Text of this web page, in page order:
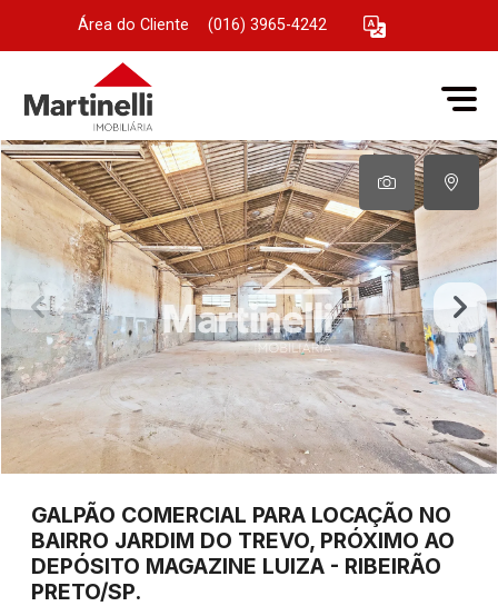
Área do Cliente (016) 3965-4242
GALPÃO COMERCIAL PARA LOCAÇÃO NO
BAIRRO JARDIM DO TREVO, PRÓXIMO AO
DEPÓSITO MAGAZINE LUIZA - RIBEIRÃO
PRETO/SP.